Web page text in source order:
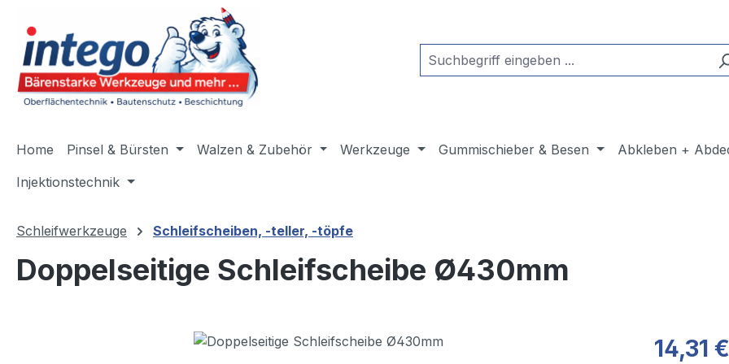
Zur Hauptnavigation springen
Home Pinsel & Bürsten Walzen & Zubehör Werkzeuge Gummischieber & Besen Abkleben +
Injektionstechnik
Schleifwerkzeuge Schleifscheiben, -teller, -töpfe
Doppelseitige Schleifscheibe Ø430mm
14,31 €